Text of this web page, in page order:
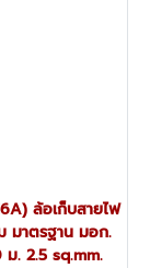
ล้อเก็บสายไฟ
มาตรฐาน มอก.
. 2.5 sq.mm.